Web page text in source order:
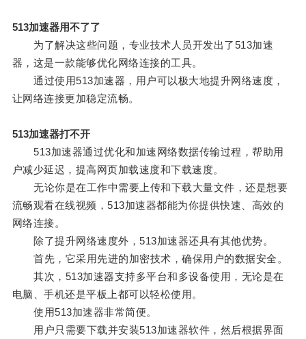
513加速器用不了了
为了解决这些问题，专业技术人员开发出了513加速
器，这是一款能够优化网络连接的工具。
通过使用513加速器，用户可以极大地提升网络速度，
让网络连接更加稳定流畅。
513加速器打不开
513加速器通过优化和加速网络数据传输过程，帮助用
户减少延迟，提高网页加载速度和下载速度。
无论你是在工作中需要上传和下载大量文件，还是想要
流畅观看在线视频，513加速器都能为你提供快速、高效的
网络连接。
除了提升网络速度外，513加速器还具有其他优势。
首先，它采用先进的加密技术，确保用户的数据安全。
其次，513加速器支持多平台和多设备使用，无论是在
电脑、手机还是平板上都可以轻松使用。
使用513加速器非常简便。
用户只需要下载并安装513加速器软件，然后根据界面